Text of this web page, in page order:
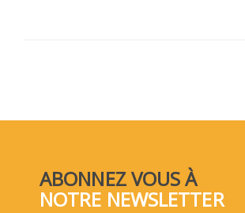
ABONNEZ VOUS À
NOTRE NEWSLETTER